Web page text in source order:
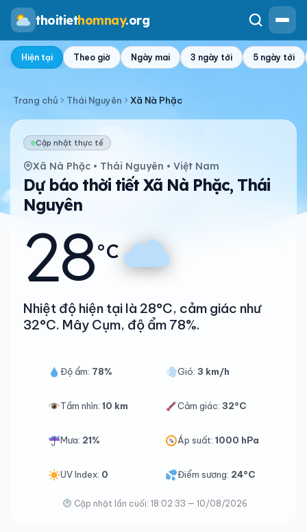
thoitiethomnay.org
Hiện tại Theo giờ Ngày mai 3 ngày tới 5 ngày tới
Trang chủ Thái Nguyên Xã Nà Phặc
Cập nhật thực tế
Xã Nà Phặc • Thái Nguyên • Việt Nam
Dự báo thời tiết Xã Nà Phặc, Thái
Nguyên
28°C
Nhiệt độ hiện tại là 28°C, cảm giác như
32°C. Mây Cụm, độ ẩm 78%.
Độ ẩm: 78% Gió:3 km/h
Tầm nhìn: 10 km Cảm giác:32°C
Mưa: 21% Áp suất:1000 hPa
UV Index: 0 Điểm sương: 24°C
Cập nhật lần cuối: 18:02:33 — 10/08/2026